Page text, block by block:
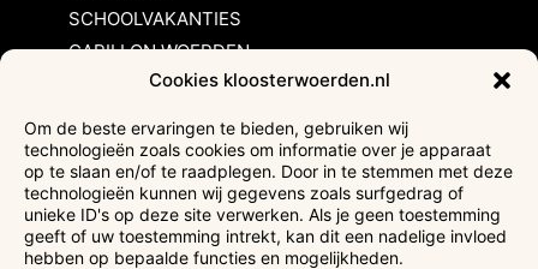
Cookies kloosterwoerden.nl
Om de beste ervaringen te bieden, gebruiken wij
technologieën zoals cookies om informatie over je apparaat
op te slaan en/of te raadplegen. Door in te stemmen met deze
technologieën kunnen wij gegevens zoals surfgedrag of
unieke ID's op deze site verwerken. Als je geen toestemming
geeft of uw toestemming intrekt, kan dit een nadelige invloed
hebben op bepaalde functies en mogelijkheden.
SCHOOLVAKANTIES
CARILLON WOERDEN
Inschrijvingsvoorwaarden
Bezoekersvoorwaarden
Huurvoorwaarden
Privacyverklaring
Ticketverkoop